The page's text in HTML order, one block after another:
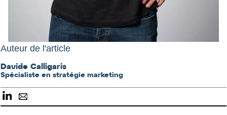
Auteur de l'article
Davide Calligaris
Spécialiste en stratégie marketing